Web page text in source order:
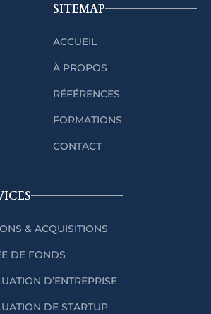
SITEMAP
ACCUEIL
À PROPOS
RÉFÉRENCES
FORMATIONS
CONTACT
& ACQUISITIONS
DE FONDS
D’ENTREPRISE
DE STARTUP